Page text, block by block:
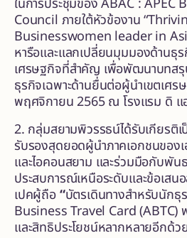
Council ภายใต้หัวข้องาน
Businesswomen leader in
หารือและแลกเปลี่ยนมุมมองด้านธุ
เศรษฐกิจที่สำคัญ เพื่อพัฒนาบทสรุ
ธุรกิจเฉพาะด้านยื่นต่อผู้นำเขตเศร
พฤศจิกายน 2565 ณ โรงแรม ดิ แ
2. กลุ่มสยามพิวรรธน์ได้รับเกียรติ
รับรองสุดยอดผู้นำภาคเอกชนของ
และไอคอนสยาม และร่วมมือกับพั
ประสบการณ์เหนือระดับและข้อเสน
เปคผู้ถือ“บัตรเดินทางสำหรับนักธุ
Business Travel Card (ABTC)
และสิทธิประโยชน์หลากหลายอีกด้ว